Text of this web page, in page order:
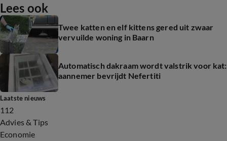
Lees ook
Twee katten en elf kittens gered uit zwaar
vervuilde woning in Baarn
Automatisch dakraam wordt valstrik voor kat:
aannemer bevrijdt Nefertiti
Laatste nieuws
112
Advies & Tips
Economie